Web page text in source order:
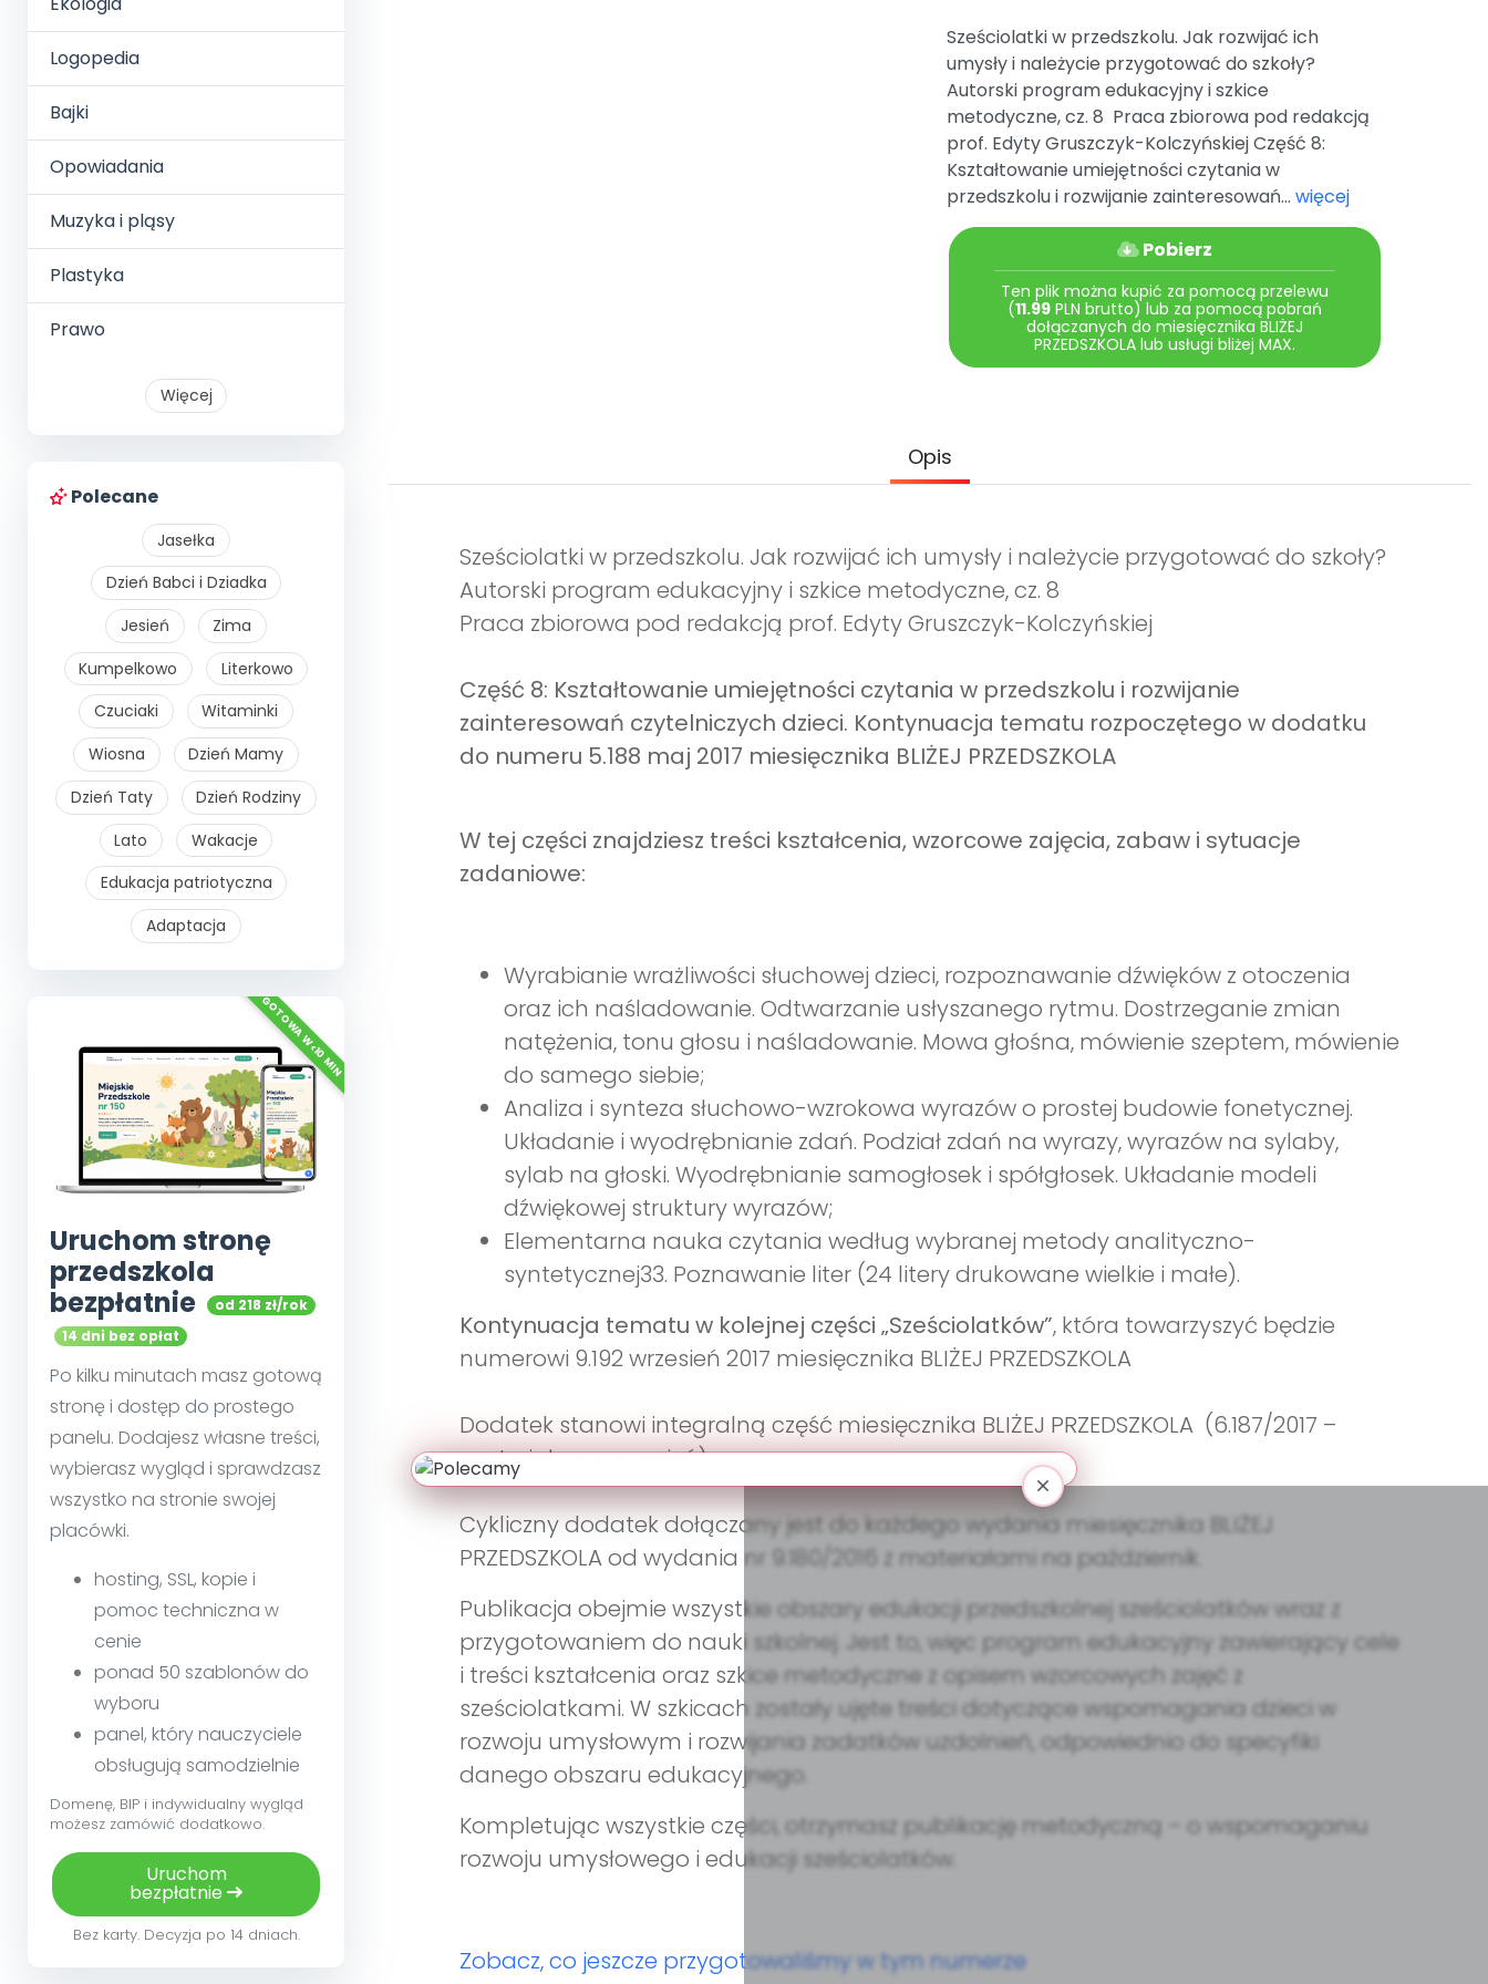
Logopedia
Bajki
Opowiadania
Muzyka i pląsy
Plastyka
Prawo
Więcej
Polecane
Jasełka
Dzień Babci i Dziadka
Jesień
Zima
Kumpelkowo
Literkowo
Czuciaki
Witaminki
Wiosna
Dzień Mamy
Dzień Taty
Dzień Rodziny
Lato
Wakacje
Edukacja patriotyczna
Adaptacja
Uruchom stronę
przedszkola
bezpłatnie
od 218 zł/rok
14 dni bez opłat
Po kilku minutach masz gotową
stronę i dostęp do prostego
panelu. Dodajesz własne treści,
wybierasz wygląd i sprawdzasz
wszystko na stronie swojej
placówki.
hosting, SSL, kopie i
pomoc techniczna w
cenie
ponad 50 szablonów do
wyboru
panel, który nauczyciele
obsługują samodzielnie
Domenę, BIP i indywidualny wygląd
możesz zamówić dodatkowo.
Uruchom
bezpłatnie
Bez karty. Decyzja po 14 dniach.
Sześciolatki w przedszkolu. Jak rozwijać ich
umysły i należycie przygotować do szkoły?
Autorski program edukacyjny i szkice
metodyczne, cz. 8 Praca zbiorowa pod redakcją
prof. Edyty Gruszczyk-Kolczyńskiej Część 8:
Kształtowanie umiejętności czytania w
przedszkolu i rozwijanie zainteresowań... więcej
Pobierz
Ten plik można kupić za pomocą przelewu
(11.99 PLN brutto) lub za pomocą pobrań
dołączanych do miesięcznika BLIŻEJ
PRZEDSZKOLA lub usługi bliżej MAX.
Opis
Sześciolatki w przedszkolu. Jak rozwijać ich umysły i należycie przygotować do szkoły?
Autorski program edukacyjny i szkice metodyczne, cz. 8
Praca zbiorowa pod redakcją prof. Edyty Gruszczyk-Kolczyńskiej
Część 8: Kształtowanie umiejętności czytania w przedszkolu i rozwijanie
zainteresowań czytelniczych dzieci. Kontynuacja tematu rozpoczętego w dodatku
do numeru 5.188 maj 2017 miesięcznika BLIŻEJ PRZEDSZKOLA
W tej części znajdziesz treści kształcenia, wzorcowe zajęcia, zabaw i sytuacje
zadaniowe:
Wyrabianie wrażliwości słuchowej dzieci, rozpoznawanie dźwięków z otoczenia
oraz ich naśladowanie. Odtwarzanie usłyszanego rytmu. Dostrzeganie zmian
natężenia, tonu głosu i naśladowanie. Mowa głośna, mówienie szeptem, mówienie
do samego siebie;
Analiza i synteza słuchowo-wzrokowa wyrazów o prostej budowie fonetycznej.
Układanie i wyodrębnianie zdań. Podział zdań na wyrazy, wyrazów na sylaby,
sylab na głoski. Wyodrębnianie samogłosek i spółgłosek. Układanie modeli
dźwiękowej struktury wyrazów;
Elementarna nauka czytania według wybranej metody analityczno-
syntetycznej33. Poznawanie liter (24 litery drukowane wielkie i małe).
Kontynuacja tematu w kolejnej części „Sześciolatków”, która towarzyszyć będzie
numerowi 9.192 wrzesień 2017 miesięcznika BLIŻEJ PRZEDSZKOLA
Dodatek stanowi integralną część miesięcznika BLIŻEJ PRZEDSZKOLA (6.187/2017 –
materiały na wrzesień).
Cykliczny dodatek dołączany jest do każdego wydania miesięcznika BLIŻEJ
PRZEDSZKOLA od wydania nr 9.180/2016 z materiałami na październik.
Publikacja obejmie wszystkie obszary edukacji przedszkolnej sześciolatków wraz z
przygotowaniem do nauki szkolnej. Jest to, więc program edukacyjny zawierający cele
i treści kształcenia oraz szkice metodyczne z opisem wzorcowych zajęć z
sześciolatkami. W szkicach zostały ujęte treści dotyczące wspomagania dzieci w
rozwoju umysłowym i rozwijania zadatków uzdolnień, odpowiednio do specyfiki
danego obszaru edukacyjnego.
Kompletując wszystkie części, otrzymasz publikację metodyczną – o wspomaganiu
rozwoju umysłowego i edukacji sześciolatków.
Zobacz, co jeszcze przygotowaliśmy w tym numerze